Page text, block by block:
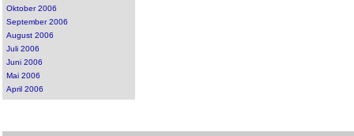
Oktober 2006
September 2006
August 2006
Juli 2006
Juni 2006
Mai 2006
April 2006